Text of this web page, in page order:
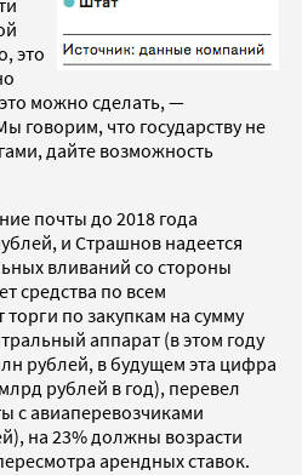
это
можно сделать, —
говорим, что государству не
дайте возможность
почты до 2018 года
и Страшнов надеется
вливаний со стороны
средства по всем
по закупкам на сумму
аппарат (в этом году
рублей, в будущем эта цифра
рублей в год), перевел
с авиаперевозчиками
на 23% должны возрасти
арендных ставок.